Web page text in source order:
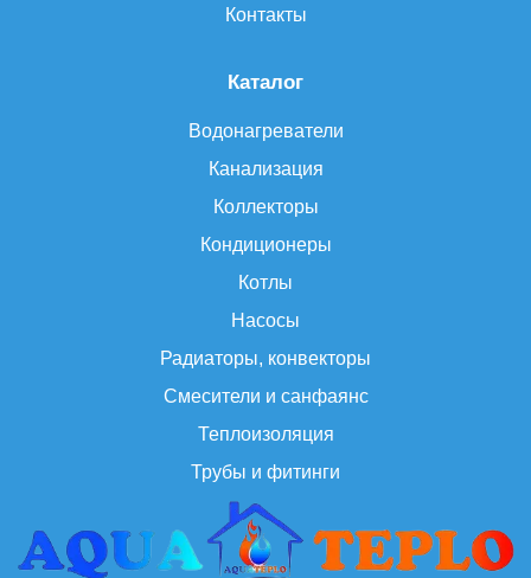
Каталог
Водонагреватели
Канализация
Коллекторы
Кондиционеры
Котлы
Насосы
Радиаторы, конвекторы
Смесители и санфаянс
Теплоизоляция
Трубы и фитинги
Контакты